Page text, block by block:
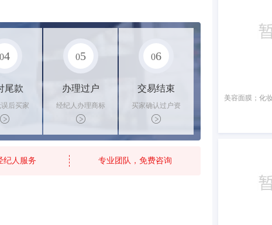
04
尾款
后买家
款，卖家
关手续
05
办理过户
经纪人办理商标
转让手续，交付
相关证书
06
交易结束
买家确认过户资
料后，平台解冻
资金支付卖家
纪人服务 专业团队，免费咨询